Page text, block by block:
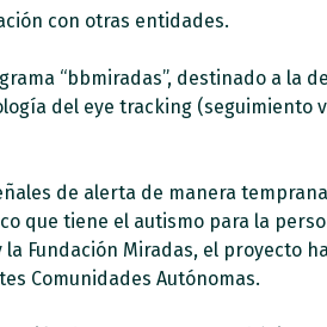
con otras entidades.
“bbmiradas”, destinado a la
del eye tracking (seguimiento
de alerta de manera
que tiene el autismo para la
Fundación Miradas, el proyecto
Comunidades Autónomas.